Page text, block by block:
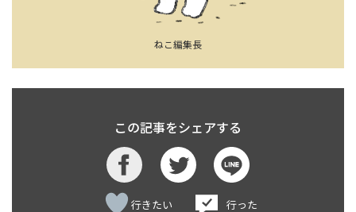
ねこ編集長
この記事をシェアする
行きたい 行った